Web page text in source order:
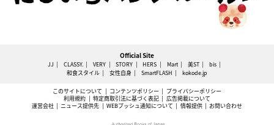
Official Site
JJ CLASSY. VERY STORY HERS Mart 美ST
bis
和食スタイル
女性自身 SmartFLASH kokode.jp
このサイトについて コンテンツポリシー
プライバシーポリシー
利用規約
特定商取引法に基づく表記
広告掲載について
運営会社
ニュース提供先 WEBプッシュ通知について 情報提供 お問い合わせ